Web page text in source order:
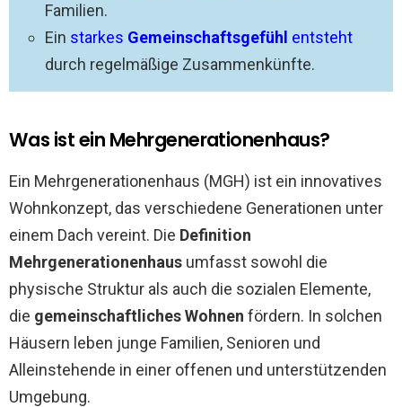
Familien.
Ein starkes Gemeinschaftsgefühl entsteht
durch regelmäßige Zusammenkünfte.
Was ist ein Mehrgenerationenhaus?
Ein Mehrgenerationenhaus (MGH) ist ein innovatives
Wohnkonzept, das verschiedene Generationen unter
einem Dach vereint. Die Definition
Mehrgenerationenhaus umfasst sowohl die
physische Struktur als auch die sozialen Elemente,
die gemeinschaftliches Wohnen fördern. In solchen
Häusern leben junge Familien, Senioren und
Alleinstehende in einer offenen und unterstützenden
Umgebung.